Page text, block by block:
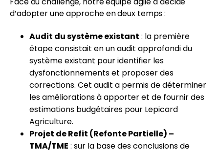
d’adopter une approche en deux temps :
Audit du système existant : la première
étape consistait en un audit approfondi du
système existant pour identifier les
dysfonctionnements et proposer des
corrections. Cet audit a permis de déterminer
les améliorations à apporter et de fournir des
estimations budgétaires pour Lepicard
Agriculture.
Projet de Refit (Refonte Partielle) –
TMA/TME : sur la base des conclusions de